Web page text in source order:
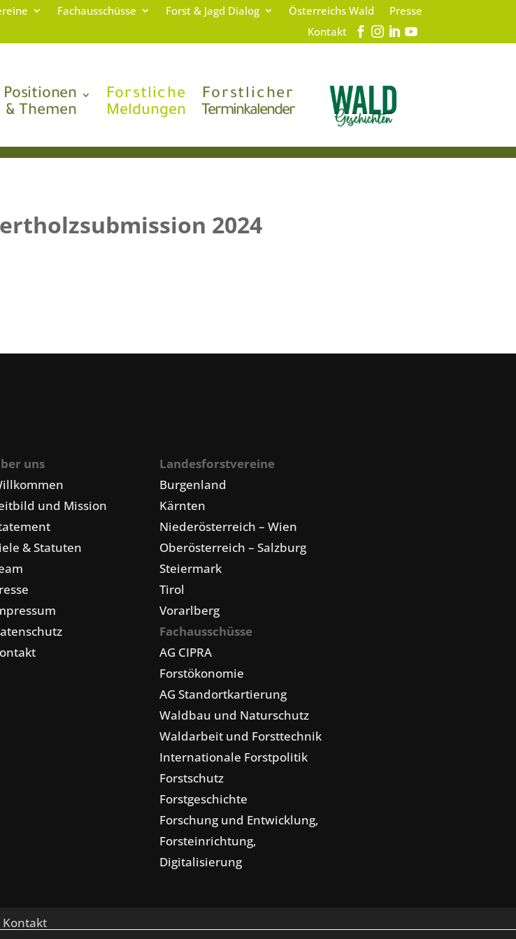
Fachausschüsse Forst & Jagd Dialog Österreichs Wald
Presse
Kontakt
Positionen
& Themen
Forstliche
Meldungen
Forstlicher
Terminkalender
2024
uns
und Mission
& Statuten
Landesforstvereine
Burgenland
Kärnten
Niederösterreich – Wien
Oberösterreich – Salzburg
Steiermark
Tirol
Vorarlberg
Fachausschüsse
AG CIPRA
Forstökonomie
AG Standortkartierung
Waldbau und Naturschutz
Waldarbeit und Forsttechnik
Internationale Forstpolitik
Forstschutz
Forstgeschichte
Forschung und Entwicklung,
Forsteinrichtung,
Digitalisierung
Kontakt